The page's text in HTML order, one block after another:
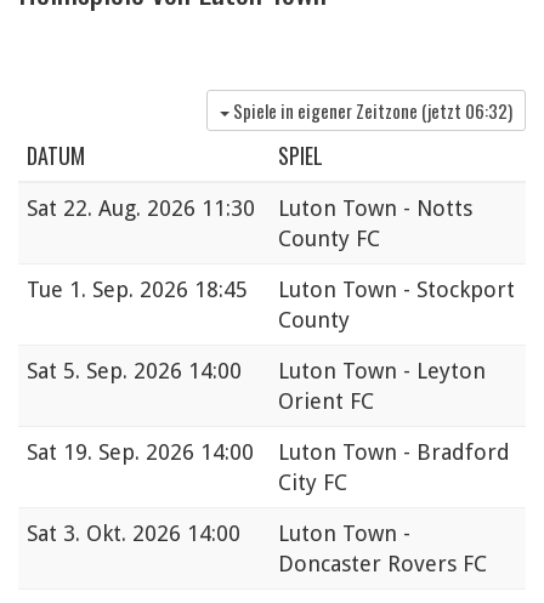
Spiele in eigener Zeitzone (jetzt 06:32)
DATUM SPIEL
Sat 22. Aug. 2026 11:30
Luton Town - Notts
County FC
Tue 1. Sep. 2026 18:45
Luton Town - Stockport
County
Sat 5. Sep. 2026 14:00
Luton Town - Leyton
Orient FC
Sat 19. Sep. 2026 14:00
Luton Town - Bradford
City FC
Sat 3. Okt. 2026 14:00
Luton Town -
Doncaster Rovers FC